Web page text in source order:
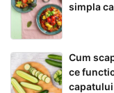
simpla
Cum
ce
capatului